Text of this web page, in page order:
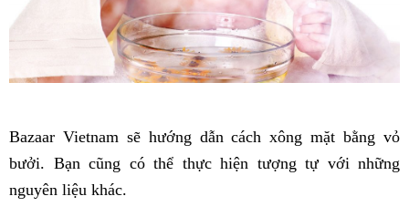
Bazaar Vietnam sẽ hướng dẫn cách xông mặt bằng vỏ
bưởi. Bạn cũng có thể thực hiện tượng tự với những
nguyên liệu khác.